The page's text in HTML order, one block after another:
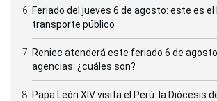
Feriado del jueves 6 de agosto: este es el
transporte público
Reniec atenderá este feriado 6 de
agencias: ¿cuáles son?
Papa León XIV visita el Perú: la Diócesis